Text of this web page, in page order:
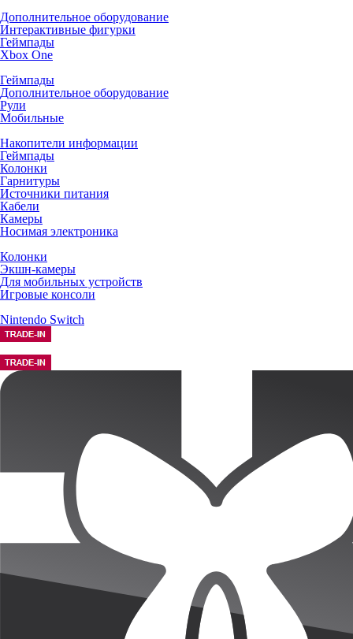
Дополнительное оборудование
Интерактивные фигурки
Геймпады
Xbox One
Геймпады
Дополнительное оборудование
Рули
Мобильные
Накопители информации
Геймпады
Колонки
Гарнитуры
Источники питания
Кабели
Камеры
Носимая электроника
Колонки
Экшн-камеры
Для мобильных устройств
Игровые консоли
Nintendo Switch